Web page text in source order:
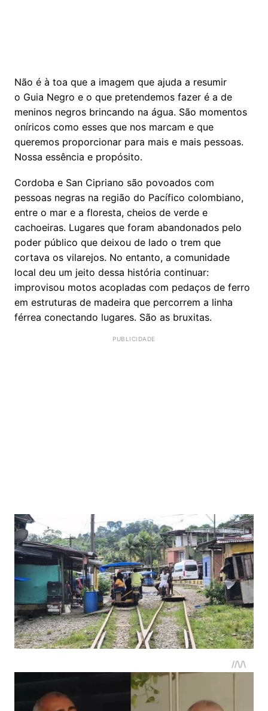
Não é à toa que a imagem que ajuda a resumir
o Guia Negro e o que pretendemos fazer é a de
meninos negros brincando na água. São momentos
oníricos como esses que nos marcam e que
queremos proporcionar para mais e mais pessoas.
Nossa essência e propósito.
Cordoba e San Cipriano são povoados com
pessoas negras na região do Pacífico colombiano,
entre o mar e a floresta, cheios de verde e
cachoeiras. Lugares que foram abandonados pelo
poder público que deixou de lado o trem que
cortava os vilarejos. No entanto, a comunidade
local deu um jeito dessa história continuar:
improvisou motos acopladas com pedaços de ferro
em estruturas de madeira que percorrem a linha
férrea conectando lugares. São as bruxitas.